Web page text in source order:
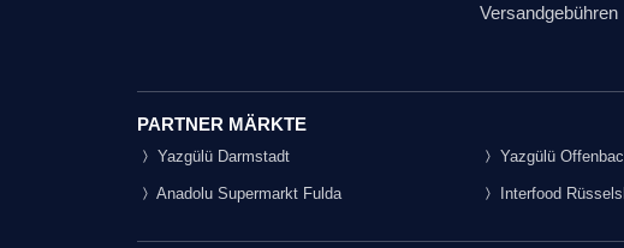
Versandgebühren
PARTNER MÄRKTE
Yazgülü Darmstadt Yazgülü
Anadolu Supermarkt Fulda Interfood